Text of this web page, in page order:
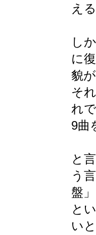
え
し
に
貌
そ
れ
9曲
と
う
盤
と
い